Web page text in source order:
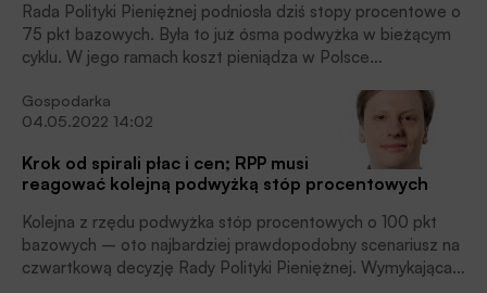
Rada Polityki Pieniężnej podniosła dziś stopy procentowe o
75 pkt bazowych. Była to już ósma podwyżka w bieżącym
cyklu. W jego ramach koszt pieniądza w Polsce
referencyjna wynosi obecnie 5,25 proc., czyli najwięcej od
globalnego kryzysu finansowego z 2008 r.
Gospodarka
04.05.2022 14:02
Krok od spirali płac i cen; RPP musi
reagować kolejną podwyżką stóp procentowych
Kolejna z rzędu podwyżka stóp procentowych o 100 pkt
bazowych – oto najbardziej prawdopodobny scenariusz na
czwartkową decyzję Rady Polityki Pieniężnej. Wymykająca